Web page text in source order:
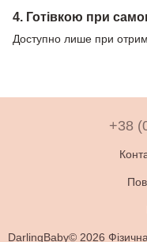
4. Готівкою при
Доступно лише при
+38
DarlingBaby© 2026